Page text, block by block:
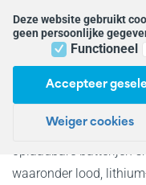
Terug naar
categorieën
Webshop
Kabels &
Adapters
Webshop
Webshop
Kabels &
Adapters
accu's
Universele
Webshop
De Batterytester AT03
oplaadbare batterijen
waaronder lood,
Deze website gebruikt
geen persoonlijke
Functioneel
Accepteer
Weiger cookies